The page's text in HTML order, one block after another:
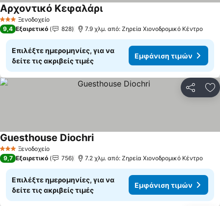
3 ΑστέριαΞενοδοχείο
Αρχοντικό Κεφαλάρι
9,4 Εξαιρετικό 828 7.9 χλμ. από: Ζηρεία Χιονοδρομικό Κέντρο
Επιλέξτε ημερομηνίες, για να
δείτε τις ακριβείς τιμές
Εμφάνιση τιμών
3 ΑστέριαΞενοδοχείο
Guesthouse Diochri
9,7 Εξαιρετικό 756 7.2 χλμ. από: Ζηρεία Χιονοδρομικό Κέντρο
Επιλέξτε ημερομηνίες, για να
δείτε τις ακριβείς τιμές
Εμφάνιση τιμών